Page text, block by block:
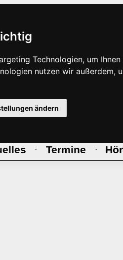
Technologien, um
nutzen wir
ändern
· Termine ·